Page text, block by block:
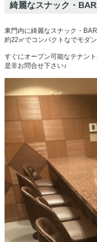
綺麗なスナック・
東門内に綺麗なスナック・
約22㎡でコンパクトなでモダ
すぐにオープン可能なテナン
是非お問合せ下さい♪